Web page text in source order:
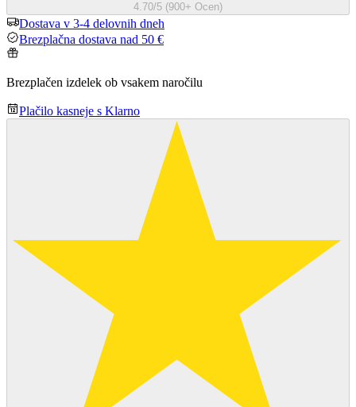
4.70/5 (900+ Ocen)
Dostava v 3-4 delovnih dneh
Brezplačna dostava nad 50 €
Brezplačen izdelek ob vsakem naročilu
Plačilo kasneje s Klarno